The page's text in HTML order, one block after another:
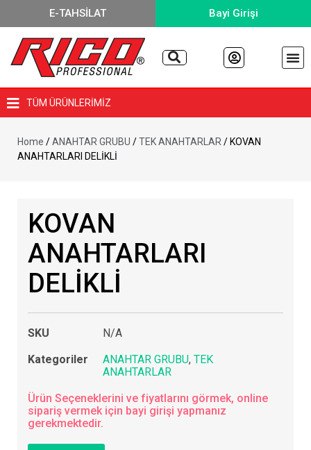
E-TAHSİLAT Bayi Girişi
TÜM ÜRÜNLERİMİZ
Home /ANAHTAR GRUBU /TEK ANAHTARLAR / KOVAN
ANAHTARLARI DELİKLİ
KOVAN
ANAHTARLARI
DELİKLİ
SKU
N/A
Kategoriler
ANAHTAR GRUBU, TEK
ANAHTARLAR
Ürün Seçeneklerini ve fiyatlarını görmek, online
sipariş vermek için bayi girişi yapmanız
gerekmektedir.